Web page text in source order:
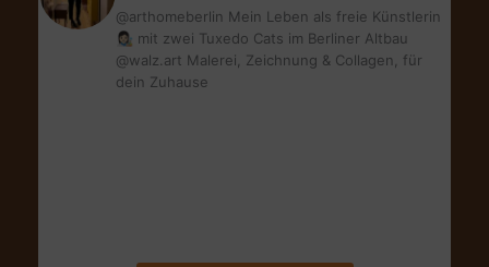
@arthomeberlin Mein Leben als freie Künstlerin
👩🏻‍🎨 mit zwei Tuxedo Cats im Berliner Altbau
@walz.art Malerei, Zeichnung & Collagen, für
dein Zuhause